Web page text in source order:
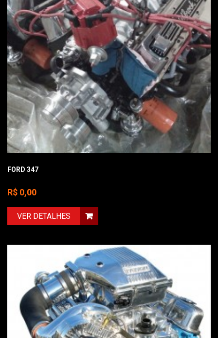
FORD 347
R$ 0,00
VER DETALHES